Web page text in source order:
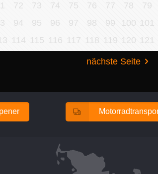
72 73 74 75 76 77 78 79
94 95 96 97 98 99 100 101
114 115 116 117 118 119 120 121
nächste Seite